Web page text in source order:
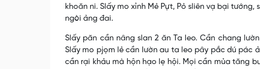
khoăn ni. Slấy mo xỉnh Mẻ Pựt, Pỏ sliên vạ bại
ngòi ảng đai.
Slấy păn cần nâng slan 2 ăn Ta leo. Cần chang
Slấy mo pjọm lẻ cần lườn au ta leo pây pắc dú pác
cần rại khảu mà hộn hạo lẹ hội. Mọi cần mủa tăng